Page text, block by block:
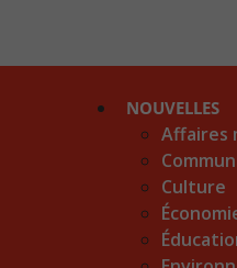
NOUVELLES
Affaires
Culture